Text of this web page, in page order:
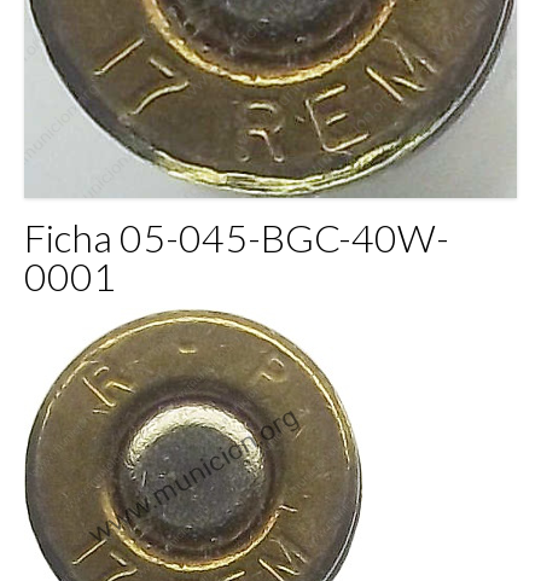
Ficha 05-045-BGC-40W-
0001